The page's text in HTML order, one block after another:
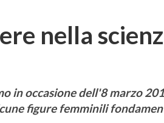
nella
in occasione dell'8 marzo
figure femminili